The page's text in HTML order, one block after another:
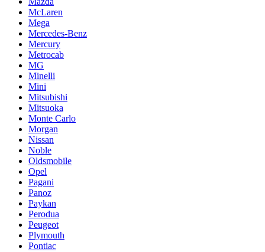
McLaren
Mega
Mercedes-Benz
Mercury
Metrocab
MG
Minelli
Mini
Mitsubishi
Mitsuoka
Monte Carlo
Morgan
Nissan
Noble
Oldsmobile
Opel
Pagani
Panoz
Paykan
Perodua
Peugeot
Plymouth
Pontiac